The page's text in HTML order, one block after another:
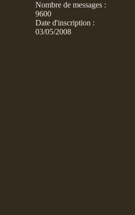
Nombre de messages :
9600
Date d'inscription :
03/05/2008